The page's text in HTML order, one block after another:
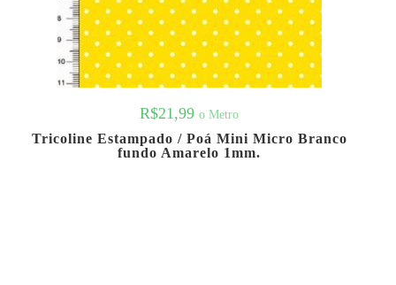
R$21,99 o Metro
Tricoline Estampado / Poá Mini Micro Branco
fundo Amarelo 1mm.